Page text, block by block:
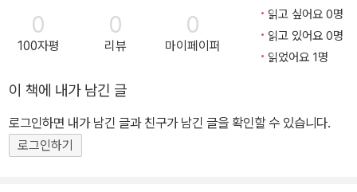
집 『따뜻한 적막』 『아버지의 고기잡이』, 산문집 『소금바다로 가다』
등이 있다. 소월시문학상, 현대문학상, 이산문학상, 대산문학상, 목월
문학상 등을 수상했다.
0
100자평
0
리뷰
0
마이페이퍼
읽고 싶어요 0명
읽고 있어요 0명
읽었어요 1명
이 책에 내가 남긴 글
로그인하면 내가 남긴 글과 친구가 남긴 글을 확인할 수 있습니다.
로그인하기